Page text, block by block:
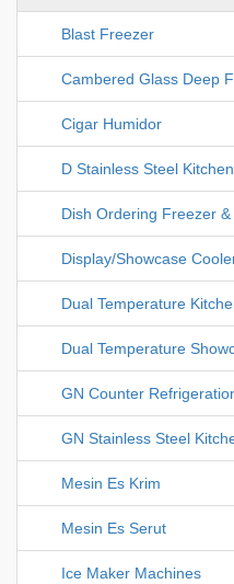
Blast Freezer
Cambered Glass Deep
Cigar Humidor
D Stainless Steel
Dish Ordering Freezer
Display/Showcase
Dual Temperature
Dual Temperature
GN Counter
GN Stainless Steel
Mesin Es Krim
Mesin Es Serut
Ice Maker Machines